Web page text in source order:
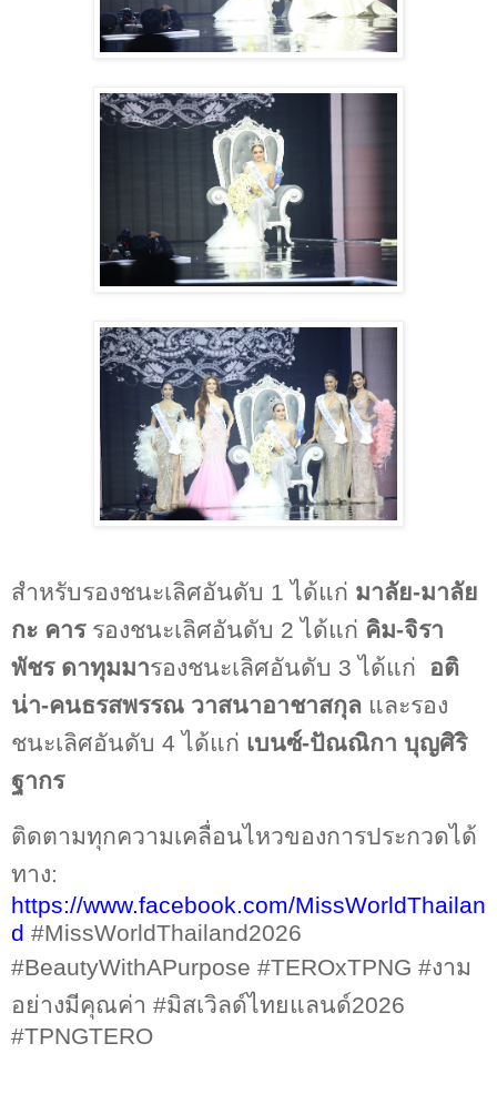
สำหรับรองชนะเลิศอันดับ 1ได้แก่ มาลัย-มาลัย
กะ คาร รองชนะเลิศอันดับ 2ได้แก่ คิม-จิรา
พัชร ดาทุมมารองชนะเลิศอันดับ 3ได้แก่ อติ
น่า-คนธรสพรรณ วาสนาอาชาสกุล และรอง
ชนะเลิศอันดับ 4ได้แก่ เบนซ์-ปัณณิกา บุญศิริ
ฐากร
ติดตามทุกความเคลื่อนไหวของการประกวดได้
ทาง:
https://www.facebook.com/MissWorldThailan
d #MissWorldThailand2026
#BeautyWithAPurpose #TEROxTPNG #งาม
อย่างมีคุณค่า #มิสเวิลด์ไทยแลนด์2026
#TPNGTERO